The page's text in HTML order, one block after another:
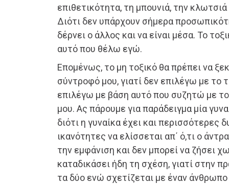
επιθετικότητα, τη μπουνιά, την
Διότι δεν υπάρχουν σήμερα
δέρνει ο άλλος και να είναι μέσα. Το
αυτό που θέλω εγώ.
Επομένως, το μη τοξικό θα πρέπει να
σύντροφό μου, γιατί δεν επιλέγω με το
επιλέγω με βάση αυτό που συζητώ με
μου. Ας πάρουμε για παράδειγμα μία
διότι η γυναίκα έχει και περισσότερες
ικανότητες να ελίσσεται απ΄ ό,τι ο
την εμφάνιση και δεν μπορεί να ζήσει
καταδικάσει ήδη τη σχέση, γιατί στην
τα δύο ενώ σχετίζεται με έναν άνθρωπο